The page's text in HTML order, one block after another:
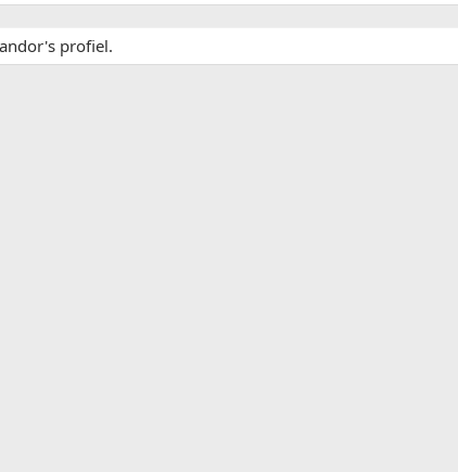
profiel.